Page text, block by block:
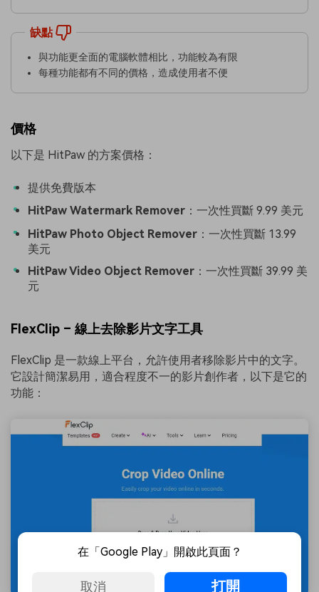
缺點
與功能更全面的電腦軟體相比，功能較為有限
每種功能都有不同的價格，造成使用者不便
價格
以下是 HitPaw 的方案價格：
提供免費版本
HitPaw Watermark Remover ：一次性買斷 9.99 美元
HitPaw Photo Object Remover ：一次性買斷 13.99
美元
HitPaw Video Object Remover ：一次性買斷 39.99 美
元
FlexClip – 線上去除影片文字工具
FlexClip 是一款線上平台，允許使用者移除影片中的文字。
它設計簡潔易用，適合程度不一的影片創作者，以下是它的
功能：
在「Google Play」開啟此頁面？
取消 打開